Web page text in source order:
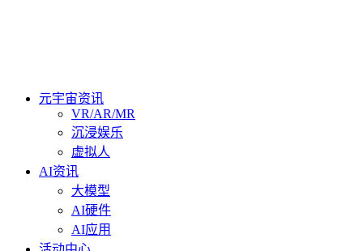
元宇宙资讯
VR/AR/MR
沉浸娱乐
虚拟人
AI资讯
大模型
AI硬件
AI应用